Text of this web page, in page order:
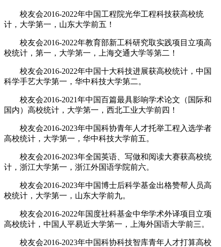
校友会2016-2022年中国工程院光华工程科技获高校统
计，大学第一，山东大学前五！
校友会2016-2022年教育部新工科研究取实践项目立项高
校统计，第一，大学第一，上海交通大学等第二！
校友会2016-2022年中国十大科技进展获高校统计，中国
科学手艺大学第一，华中科技大学第二。
校友会2016-2021年中国百篇最具影响学术论文（国际和
国内）高校统计，大学第一，西北工业大学前四！
校友会2016-2023年中国科协青年人才托举工程入选学者
高校统计，大学第一，华中科技大学前五。
校友会2016-2023年全国英语、写做和阅读大赛获高校统
计，浙江大学第一，浙江外国语学院前六。
校友会2016-2023年中国博士后科学基金出格赞帮人员高
校统计，大学第一，山东大学前九。
校友会2016-2022年国度社科基金中华学术外译项目立项
高校统计，中国人平易近大学第一，上海外国语大学前三。
校友会2016-2023年中国科协科技智库青年人才打算高校